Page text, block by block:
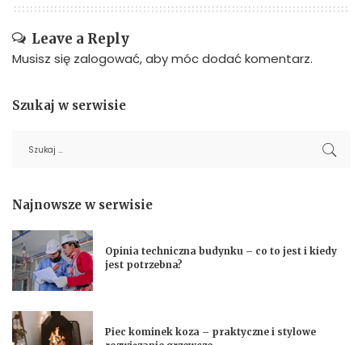
Leave a Reply
Musisz się zalogować, aby móc dodać komentarz.
Szukaj w serwisie
Najnowsze w serwisie
Opinia techniczna budynku – co to jest i kiedy
jest potrzebna?
Piec kominek koza – praktyczne i stylowe